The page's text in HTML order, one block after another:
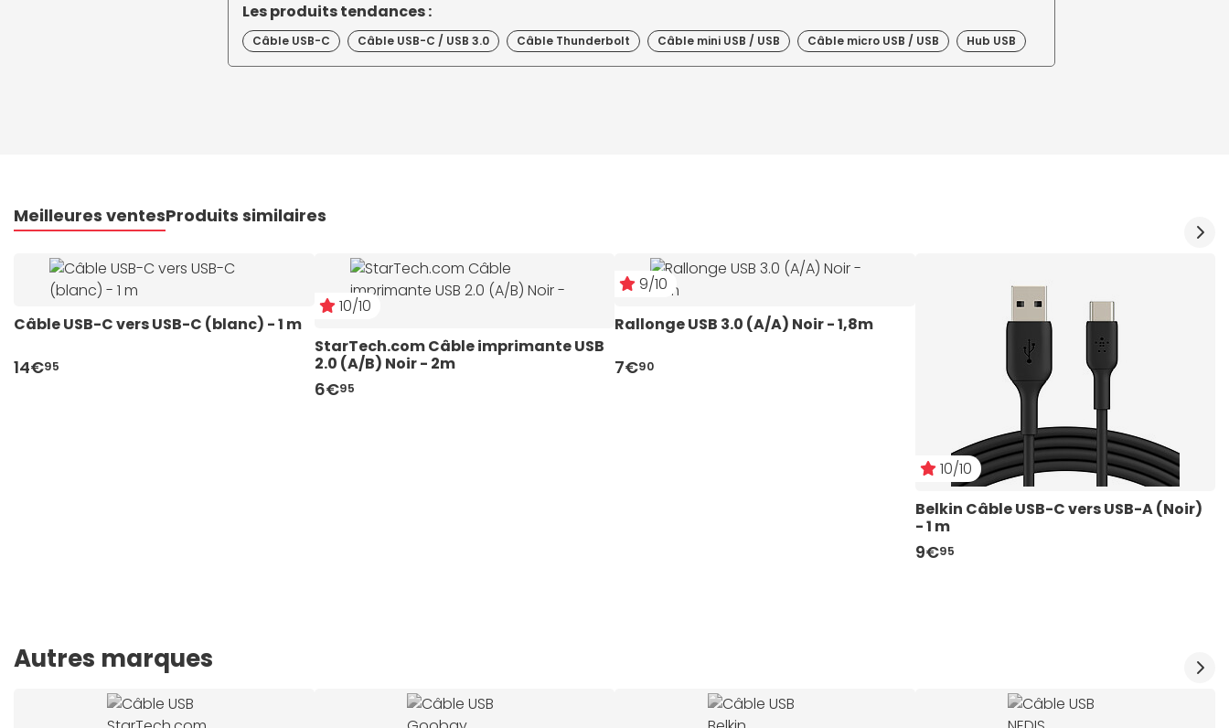
Les produits tendances :
Câble USB-C Câble USB-C / USB 3.0 Câble Thunderbolt Câble mini USB / USB Câble micro USB / USB Hub USB
Meilleures ventesProduits similaires
Câble USB-C vers USB-C (blanc) - 1 m
14€95
10/10
StarTech.com Câble imprimante USB
2.0 (A/B) Noir - 2m
6€95
9/10
Rallonge USB 3.0 (A/A) Noir - 1,8m
7€90
10/10
Belkin Câble USB-C vers USB-A (Noir)
- 1 m
9€95
Autres marques